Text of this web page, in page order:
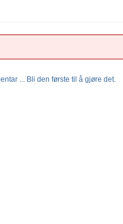
... Bli den første til å gjøre det.